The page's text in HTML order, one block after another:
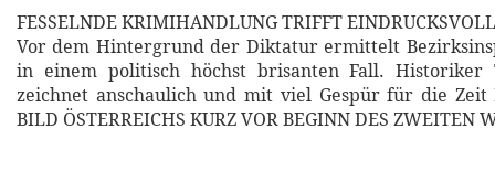
FESSELNDE KRIMIHANDLUNG TRIFFT
Vor dem Hintergrund der Diktatur ermittelt
in einem politisch höchst brisanten Fall. Historiker
zeichnet anschaulich und mit viel Gespür für die Zeit
BILD ÖSTERREICHS KURZ VOR BEGINN DES ZWEITEN